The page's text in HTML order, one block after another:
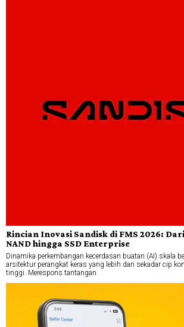
Rincian Inovasi Sandisk di FMS 2026: Dari
NAND hingga SSD Enterprise
Dinamika perkembangan kecerdasan buatan (AI) skala
arsitektur perangkat keras yang lebih dari sekadar cip
tinggi. Merespons tantangan